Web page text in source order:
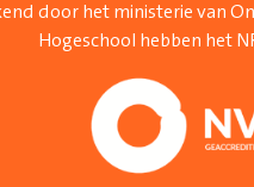
door het ministerie van
Hogeschool hebben het